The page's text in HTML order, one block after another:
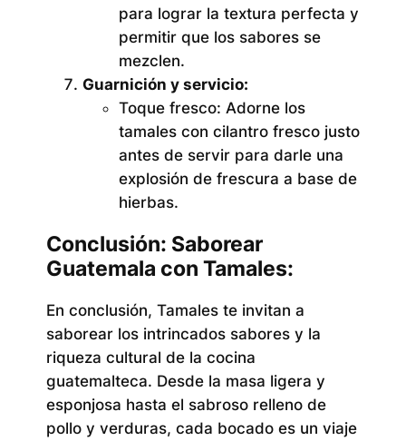
para lograr la textura perfecta y
permitir que los sabores se
mezclen.
Guarnición y servicio:
Toque fresco: Adorne los
tamales con cilantro fresco justo
antes de servir para darle una
explosión de frescura a base de
hierbas.
Conclusión: Saborear
Guatemala con Tamales:
En conclusión, Tamales te invitan a
saborear los intrincados sabores y la
riqueza cultural de la cocina
guatemalteca. Desde la masa ligera y
esponjosa hasta el sabroso relleno de
pollo y verduras, cada bocado es un viaje